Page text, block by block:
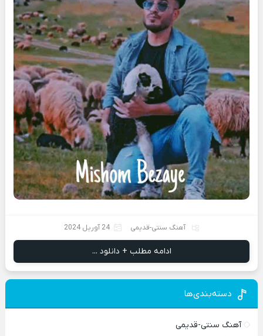
آهنگ سنتی-قدیمی 24 آوریل 2024
ادامه مطلب + دانلود ...
دسته‌بندی‌ها
آهنگ سنتی-قدیمی